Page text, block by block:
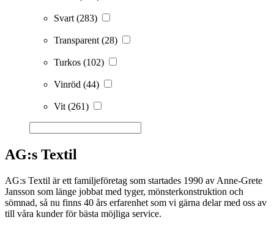
Svart (283)
Transparent (28)
Turkos (102)
Vinröd (44)
Vit (261)
AG:s Textil
AG:s Textil är ett familjeföretag som startades 1990 av Anne-Grete
Jansson som länge jobbat med tyger, mönsterkonstruktion och
sömnad, så nu finns 40 års erfarenhet som vi gärna delar med oss av
till våra kunder för bästa möjliga service.